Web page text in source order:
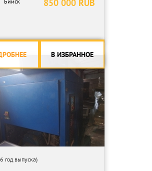
850 000 RUB
В ИЗБРАННОЕ
год выпуска)